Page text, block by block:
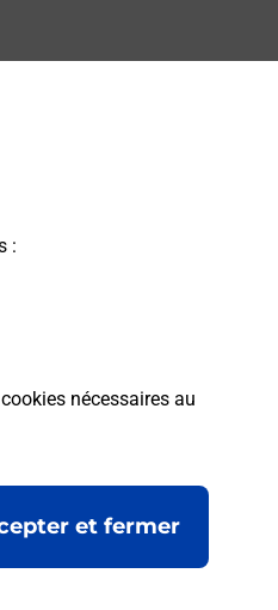
:
nécessaires au
et fermer